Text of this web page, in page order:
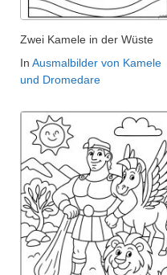
Zwei Kamele in der Wüste
In Ausmalbilder von Kamele
und Dromedare